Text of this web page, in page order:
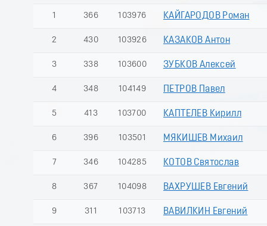
1 366 103976 КАЙГАРОДОВ Роман
2 430 103926 КАЗАКОВ Антон
3 338 103600 ЗУБКОВ Алексей
4 348 104149 ПЕТРОВ Павел
5 413 103700 КАПТЕЛЕВ Кирилл
6 396 103501 МЯКИШЕВ Михаил
7 346 104285 КОТОВ Святослав
8 367 104098 ВАХРУШЕВ Евгений
9 311 103713 ВАВИЛКИН Евгений